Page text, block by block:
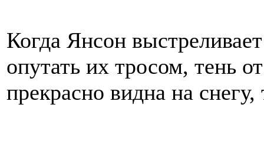
Когда Янсон
опутать их тросом, тень
прекрасно видна на